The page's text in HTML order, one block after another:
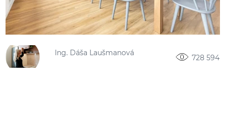
Ing. Dáša Laušmanová
728 594